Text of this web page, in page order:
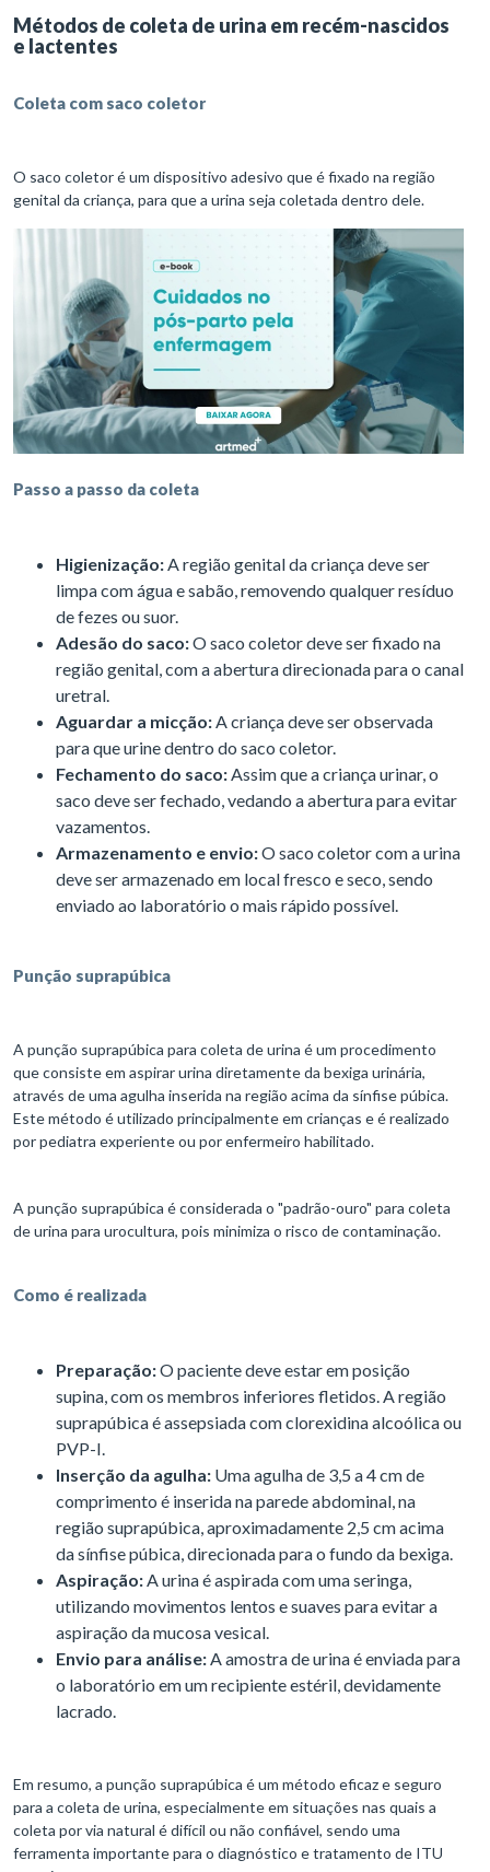
Métodos de coleta de urina em recém-nascidos
e lactentes
Coleta com saco coletor
O saco coletor é um dispositivo adesivo que é fixado na região
genital da criança, para que a urina seja coletada dentro dele.
Passo a passo da coleta
Higienização:A região genital da criança deve ser
limpa com água e sabão, removendo qualquer resíduo
de fezes ou suor.
Adesão do saco:O saco coletor deve ser fixado na
região genital, com a abertura direcionada para o canal
uretral.
Aguardar a micção:A criança deve ser observada
para que urine dentro do saco coletor.
Fechamento do saco:Assim que a criança urinar, o
saco deve ser fechado, vedando a abertura para evitar
vazamentos.
Armazenamento e envio:O saco coletor com a urina
deve ser armazenado em local fresco e seco, sendo
enviado ao laboratório o mais rápido possível.
Punção suprapúbica
A punção suprapúbica para coleta de urina é um procedimento
que consiste em aspirar urina diretamente da bexiga urinária,
através de uma agulha inserida na região acima da sínfise púbica.
Este método é utilizado principalmente em crianças e é realizado
por pediatra experiente ou por enfermeiro habilitado.
A punção suprapúbica é considerada o "padrão-ouro" para coleta
de urina para urocultura, pois minimiza o risco de contaminação.
Como é realizada
Preparação:O paciente deve estar em posição
supina, com os membros inferiores fletidos. A região
suprapúbica é assepsiada com clorexidina alcoólica ou
PVP-I.
Inserção da agulha: Uma agulha de 3,5 a 4 cm de
comprimento é inserida na parede abdominal, na
região suprapúbica, aproximadamente 2,5 cm acima
da sínfise púbica, direcionada para o fundo da bexiga.
Aspiração:A urina é aspirada com uma seringa,
utilizando movimentos lentos e suaves para evitar a
aspiração da mucosa vesical.
Envio para análise:A amostra de urina é enviada para
o laboratório em um recipiente estéril, devidamente
lacrado.
Em resumo, a punção suprapúbica é um método eficaz e seguro
para a coleta de urina, especialmente em situações nas quais a
coleta por via natural é difícil ou não confiável, sendo uma
ferramenta importante para o diagnóstico e tratamento de ITU